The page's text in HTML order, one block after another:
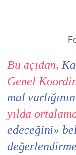
Bu açıdan,
Genel
mal
yılda
edeceğini»